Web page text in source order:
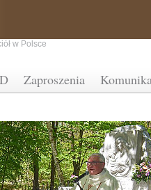
Zaproszenia
w Polsce